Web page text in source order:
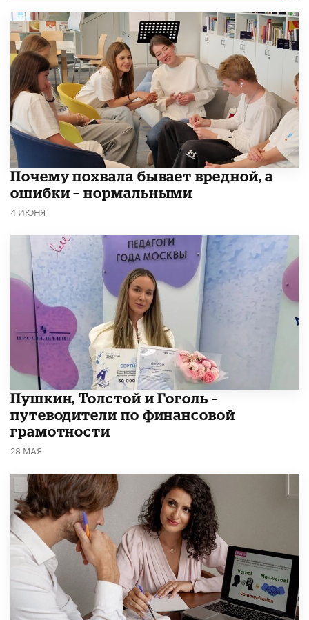
​Почему похвала бывает вредной, а
ошибки – нормальными
4 ИЮНЯ
​Пушкин, Толстой и Гоголь –
путеводители по финансовой
грамотности
28 МАЯ